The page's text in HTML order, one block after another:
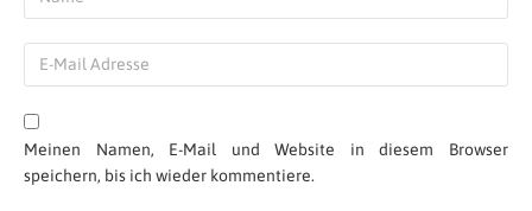
Meinen Namen, E-Mail und Website in diesem Browser
speichern, bis ich wieder kommentiere.